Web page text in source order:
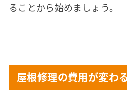
ることから始めましょう。
屋根修理の費用が変わ